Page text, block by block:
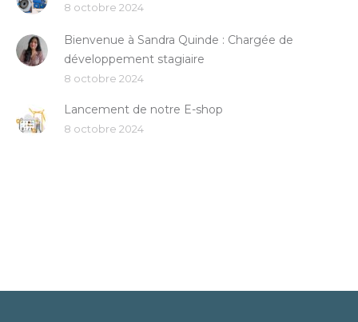
8 octobre 2024
Bienvenue à Sandra Quinde : Chargée de
développement stagiaire
8 octobre 2024
Lancement de notre E-shop
8 octobre 2024